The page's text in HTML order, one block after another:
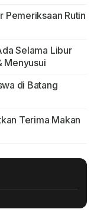
Pemeriksaan Rutin
Selama Libur
Menyusui
di Batang
Terima Makan